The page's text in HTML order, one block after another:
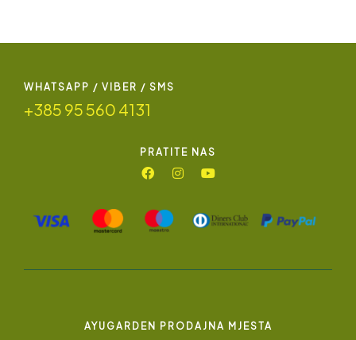
WHATSAPP / VIBER / SMS
+385 95 560 4131
PRATITE NAS
AYUGARDEN PRODAJNA MJESTA